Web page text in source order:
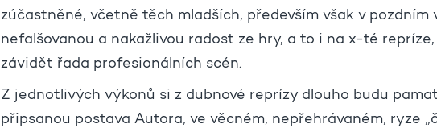
zúčastněné, včetně těch mladších, především však v pozdním
nefalšovanou a nakažlivou radost ze hry, a to i na x-té
závidět řada profesionálních scén.
Z jednotlivých výkonů si z dubnové reprízy dlouho budu
připsanou postava Autora, ve věcném, nepřehrávaném, ryze